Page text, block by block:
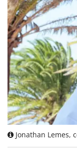
Jonathan Lemes,